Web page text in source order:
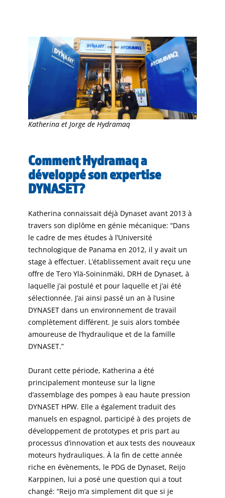
Katherina et Jorge de Hydramaq
Comment Hydramaq a
développé son expertise
DYNASET?
Katherina connaissait déjà Dynaset avant 2013 à
travers son diplôme en génie mécanique: “Dans
le cadre de mes études à l’Université
technologique de Panama en 2012, il y avait un
stage à effectuer. L’établissement avait reçu une
offre de Tero Ylä-Soininmäki, DRH de Dynaset, à
laquelle j’ai postulé et pour laquelle et j’ai été
sélectionnée. J’ai ainsi passé un an à l’usine
DYNASET dans un environnement de travail
complètement différent. Je suis alors tombée
amoureuse de l’hydraulique et de la famille
DYNASET.”
Durant cette période, Katherina a été
principalement monteuse sur la ligne
d’assemblage des pompes à eau haute pression
DYNASET HPW. Elle a également traduit des
manuels en espagnol, participé à des projets de
développement de prototypes et pris part au
processus d’innovation et aux tests des nouveaux
moteurs hydrauliques. À la fin de cette année
riche en évènements, le PDG de Dynaset, Reijo
Karppinen, lui a posé une question qui a tout
changé: “Reijo m’a simplement dit que si je